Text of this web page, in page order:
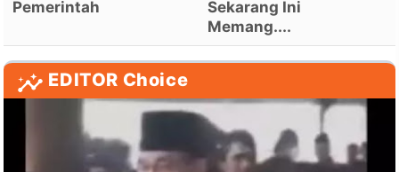
Pemerintah
Sekarang Ini
Memang....
EDITOR Choice